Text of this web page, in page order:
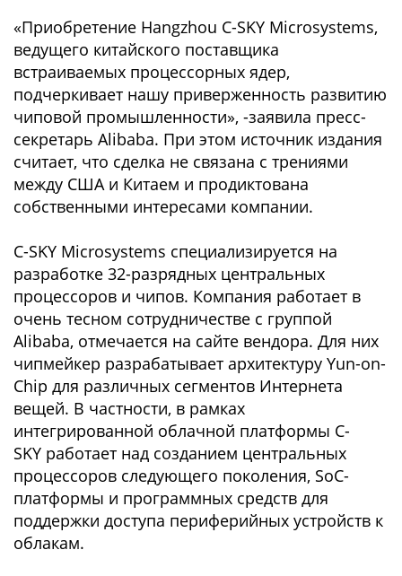
«Приобретение Hangzhou C-SKY Microsystems,
ведущего китайского поставщика
встраиваемых процессорных ядер,
подчеркивает нашу приверженность развитию
чиповой промышленности», -заявила пресс-
секретарь Alibaba. При этом источник издания
считает, что сделка не связана с трениями
между США и Китаем и продиктована
собственными интересами компании.
C-SKY Microsystems специализируется на
разработке 32-разрядных центральных
процессоров и чипов. Компания работает в
очень тесном сотрудничестве с группой
Alibaba, отмечается на сайте вендора. Для них
чипмейкер разрабатывает архитектуру Yun-on-
Chip для различных сегментов Интернета
вещей. В частности, в рамках
интегрированной облачной платформы C-
SKY работает над созданием центральных
процессоров следующего поколения, SoC-
платформы и программных средств для
поддержки доступа периферийных устройств к
облакам.